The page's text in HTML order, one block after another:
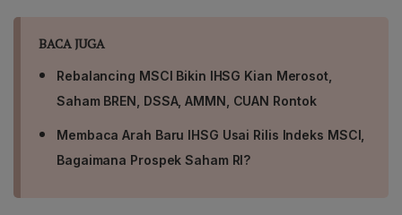
BACA JUGA
Rebalancing MSCI Bikin IHSG Kian Merosot,
Saham BREN, DSSA, AMMN, CUAN Rontok
Membaca Arah Baru IHSG Usai Rilis Indeks MSCI,
Bagaimana Prospek Saham RI?